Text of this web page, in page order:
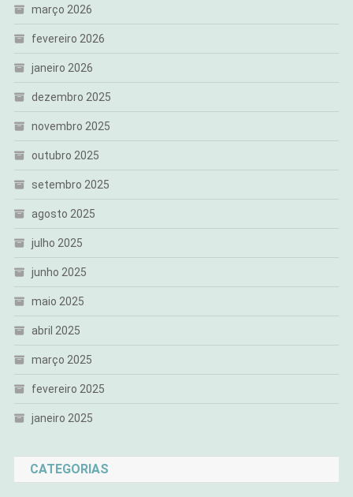
março 2026
fevereiro 2026
janeiro 2026
dezembro 2025
novembro 2025
outubro 2025
setembro 2025
agosto 2025
julho 2025
junho 2025
maio 2025
abril 2025
março 2025
fevereiro 2025
janeiro 2025
CATEGORIAS